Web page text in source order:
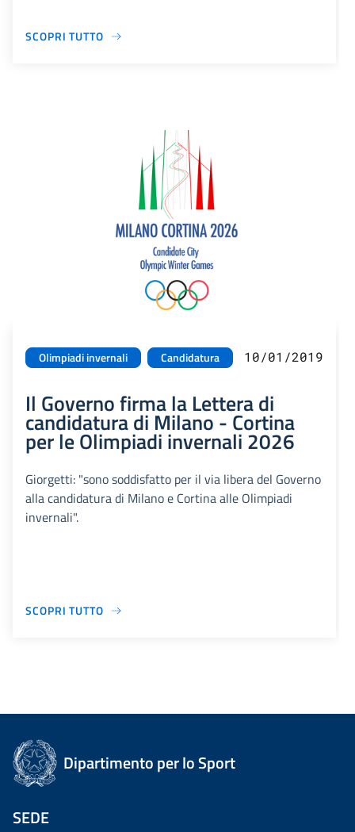
SCOPRI TUTTO
Olimpiadi invernali Candidatura 10/01/2019
Il Governo firma la Lettera di
candidatura di Milano - Cortina
per le Olimpiadi invernali 2026
Giorgetti: "sono soddisfatto per il via libera del Governo
alla candidatura di Milano e Cortina alle Olimpiadi
invernali".
SCOPRI TUTTO
Dipartimento per lo Sport
SEDE